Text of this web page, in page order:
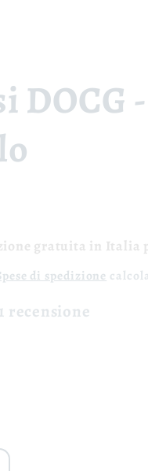
DOCG
gratuita in Italia
di spedizione
1 recensione